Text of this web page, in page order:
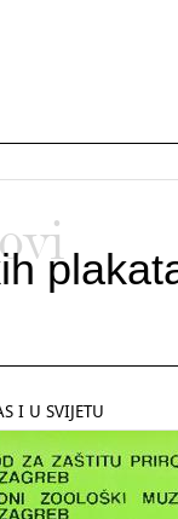
I U SVIJETU